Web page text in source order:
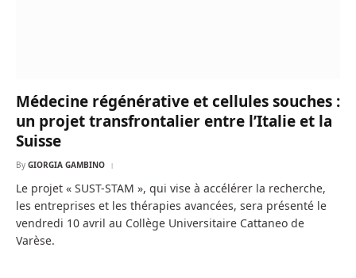
Médecine régénérative et cellules souches :
un projet transfrontalier entre l’Italie et la
Suisse
By GIORGIA GAMBINO
Le projet « SUST-STAM », qui vise à accélérer la recherche,
les entreprises et les thérapies avancées, sera présenté le
vendredi 10 avril au Collège Universitaire Cattaneo de
Varèse.